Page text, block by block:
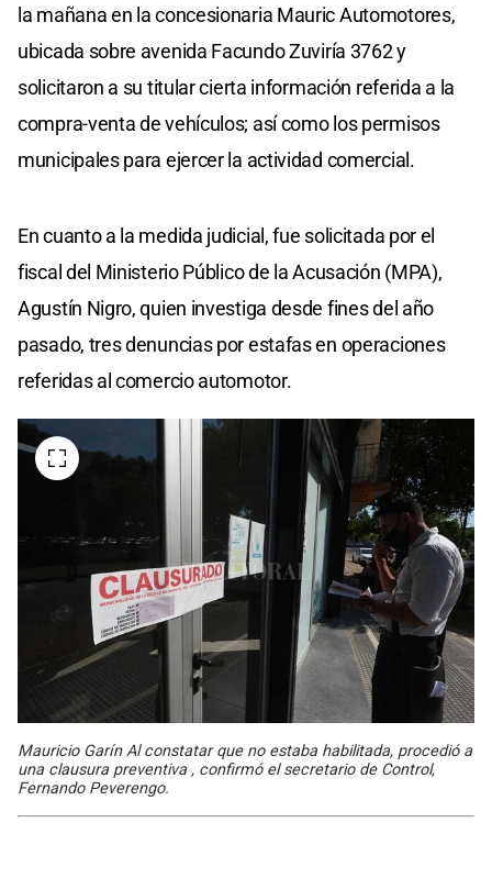
la mañana en la concesionaria Mauric Automotores,
ubicada sobre avenida Facundo Zuviría 3762 y
solicitaron a su titular cierta información referida a la
compra-venta de vehículos; así como los permisos
municipales para ejercer la actividad comercial.
En cuanto a la medida judicial, fue solicitada por el
fiscal del Ministerio Público de la Acusación (MPA),
Agustín Nigro, quien investiga desde fines del año
pasado, tres denuncias por estafas en operaciones
referidas al comercio automotor.
Mauricio Garín Al constatar que no estaba habilitada, procedió a
una clausura preventiva , confirmó el secretario de Control,
Fernando Peverengo.